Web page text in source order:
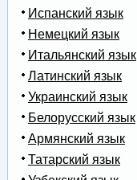
Испанский язык
Немецкий язык
Итальянский язык
Латинский язык
Украинский язык
Белорусский язык
Армянский язык
Татарский язык